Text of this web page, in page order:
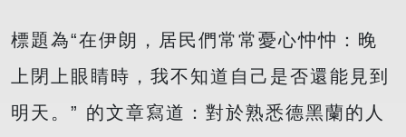
標題為“在伊朗，居民們常常憂心忡忡：晚
上閉上眼睛時，我不知道自己是否還能見到
明天。” 的文章寫道：對於熟悉德黑蘭的人